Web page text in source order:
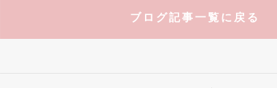
ブログ記事一覧に戻る